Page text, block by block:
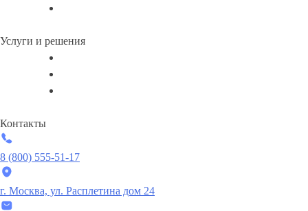
Услуги и решения
Контакты
8 (800) 555-51-17
г. Москва, ул. Расплетина дом 24